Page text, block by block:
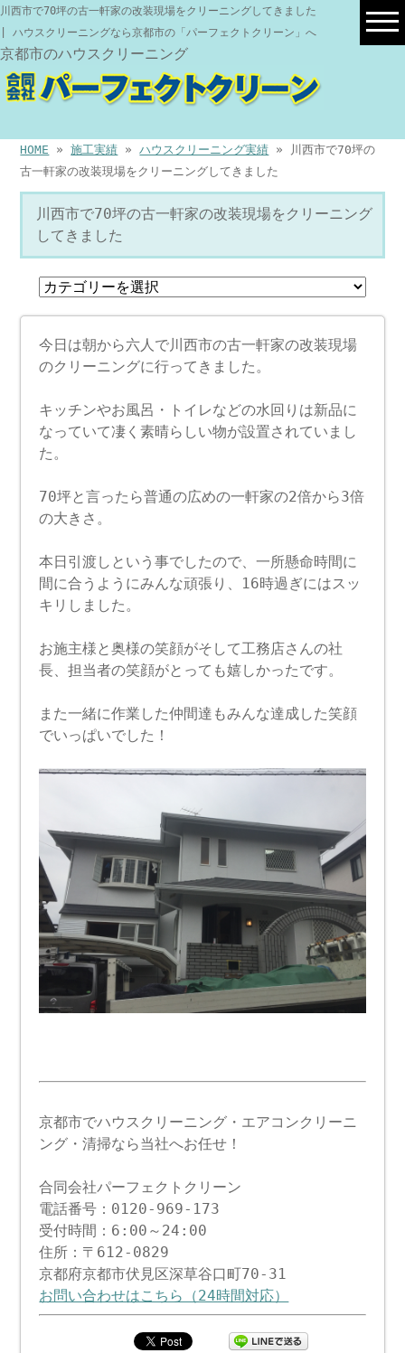
川西市で70坪の古一軒家の改装現場をクリーニングしてきました
| ハウスクリーニングなら京都市の「パーフェクトクリーン」へ
京都市のハウスクリーニング
HOME »施工実績 »ハウスクリーニング実績 » 川西市で70坪の
古一軒家の改装現場をクリーニングしてきました
川西市で70坪の古一軒家の改装現場をクリーニング
してきました
今日は朝から六人で川西市の古一軒家の改装現場
のクリーニングに行ってきました。
キッチンやお風呂・トイレなどの水回りは新品に
なっていて凄く素晴らしい物が設置されていまし
た。
70坪と言ったら普通の広めの一軒家の2倍から3倍
の大きさ。
本日引渡しという事でしたので、一所懸命時間に
間に合うようにみんな頑張り、16時過ぎにはスッ
キリしました。
お施主様と奥様の笑顔がそして工務店さんの社
長、担当者の笑顔がとっても嬉しかったです。
また一緒に作業した仲間達もみんな達成した笑顔
でいっぱいでした！
京都市でハウスクリーニング・エアコンクリーニ
ング・清掃なら当社へお任せ！
合同会社パーフェクトクリーン
電話番号：0120-969-173
受付時間：6:00～24:00
住所：〒612-0829
京都府京都市伏見区深草谷口町70-31
お問い合わせはこちら（24時間対応）